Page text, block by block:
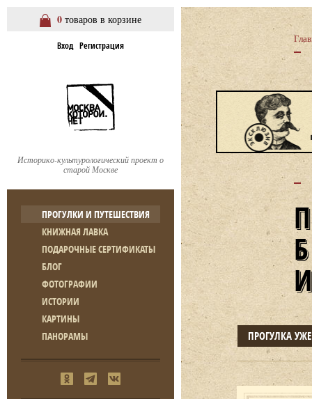
0 товаров в корзине
Вход Регистрация
Историко-культурологический проект о
старой Москве
ПРОГУЛКИ И ПУТЕШЕСТВИЯ
КНИЖНАЯ ЛАВКА
ПОДАРОЧНЫЕ СЕРТИФИКАТЫ
БЛОГ
ФОТОГРАФИИ
ИСТОРИИ
КАРТИНЫ
ПАНОРАМЫ
ПРОГУЛКА